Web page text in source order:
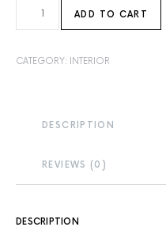
ADD TO CART
CATEGORY: INTERIOR
DESCRIPTION
REVIEWS (0)
DESCRIPTION